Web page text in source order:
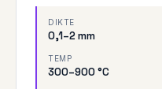
DIKTE
0,1–2 mm
TEMP
300–900 °C